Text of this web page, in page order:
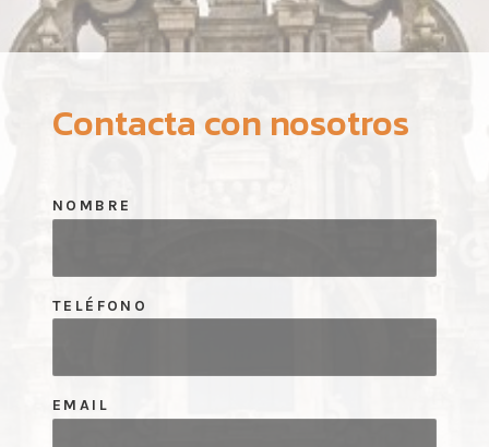
Contacta con nosotros
NOMBRE
TELÉFONO
EMAIL